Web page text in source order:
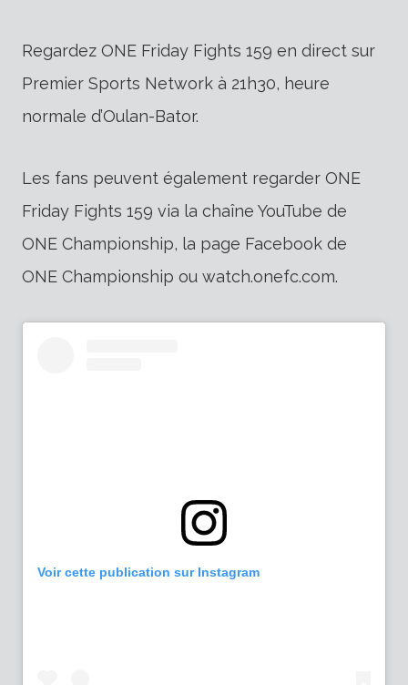
Regardez ONE Friday Fights 159 en direct sur
Premier Sports Network à 21h30, heure
normale d’Oulan-Bator.
Les fans peuvent également regarder ONE
Friday Fights 159 via la chaîne YouTube de
ONE Championship, la page Facebook de
ONE Championship ou watch.onefc.com.
Voir cette publication sur Instagram